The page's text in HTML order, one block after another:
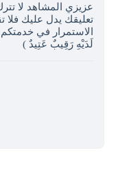
عزيزي المشاهد لا
تعليقك يدل عليك فلا
الاستمرار في
لَدَيْهِ رَقِيبٌ عَتِيدٌ )